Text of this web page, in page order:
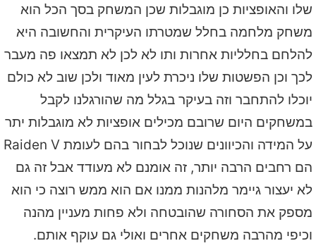
שלו והאופציות כן מוגבלות שכן המשחק בסך הכל הוא
משחק מלחמה בחלל שמטרתו העיקרית והחשובה היא
להלחם בחלליות אחרות ותו לא לכן לא תמצאו פה מעבר
לכך וכן הפשטות שלו ניכרת לעין מאוד ולכן שוב לא כולם
יוכלו להתחבר וזה בעיקר בגלל מה שהורגלנו לקבל
במשחקים היום שרובם מכילים אופציות לא מוגבלות יתר
על המידה והכיוונים שנוכל לבחור בהם לעומת Raiden V
הם רחבים הרבה יותר, זה אומנם לא מעודד אבל זה גם
לא יעצור גיימר מלהנות ממנו אם הוא ממש רוצה כי הוא
מספק את הסחורה שהובטחה ולא פחות מעניין מהנה
וכיפי מהרבה משחקים אחרים ואולי גם עוקף אותם.